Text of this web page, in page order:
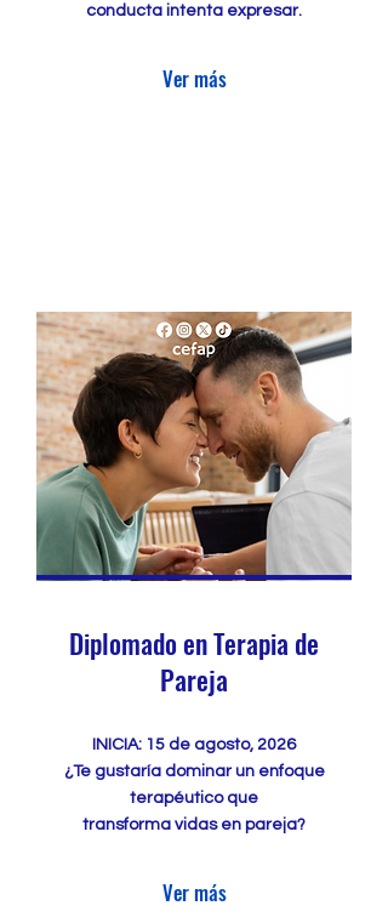
conducta intenta expresar.
Ver más
Diplomado en Terapia de
Pareja
INICIA: 15 de agosto, 2026
¿Te gustaría dominar un enfoque
terapéutico que
transforma vidas en pareja?
Ver más